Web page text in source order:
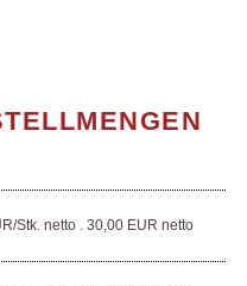
Stk. netto . 30,00 EUR netto